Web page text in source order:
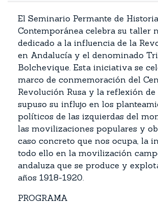
El Seminario Permante de Historia
Contemporánea celebra su taller
dedicado a la influencia de la
en Andalucía y el denominado
Bolchevique. Esta iniciativa se
marco de conmemoración del
Revolución Rusa y la reflexión de
supuso su influjo en los
políticos de las izquierdas del
las movilizaciones populares y
caso concreto que nos ocupa, la
todo ello en la movilización
andaluza que se produce y
años 1918-1920.
PROGRAMA